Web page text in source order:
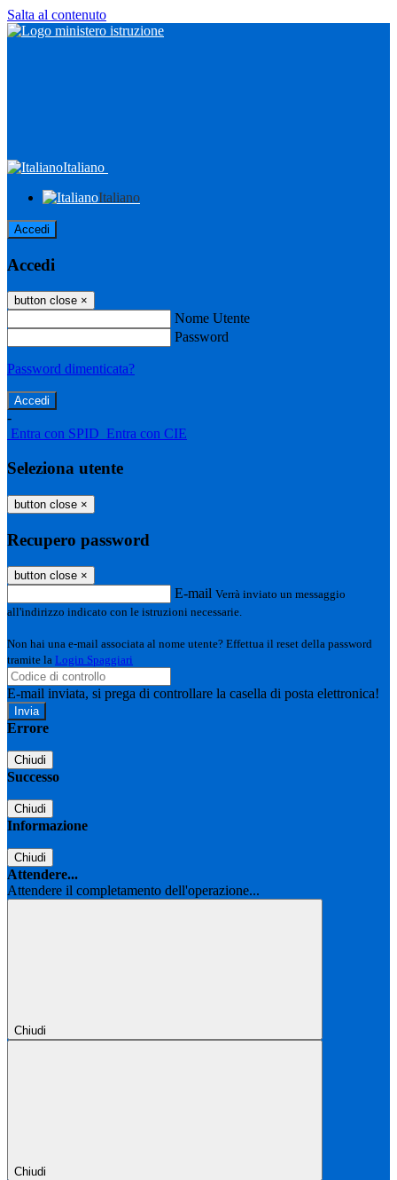
Salta al contenuto
Italiano
Italiano
Accedi
Accedi
button close ×
Nome Utente
Password
Password dimenticata?
-
Entra con SPID Entra con CIE
Seleziona utente
button close ×
Recupero password
button close ×
E-mail Verrà inviato un messaggio
all'indirizzo indicato con le istruzioni necessarie.
Non hai una e-mail associata al nome utente? Effettua il reset della password
tramite la Login Spaggiari
E-mail inviata, si prega di controllare la casella di posta elettronica!
Errore
Chiudi
Successo
Chiudi
Informazione
Chiudi
Attendere...
Attendere il completamento dell'operazione...
Chiudi
Chiudi